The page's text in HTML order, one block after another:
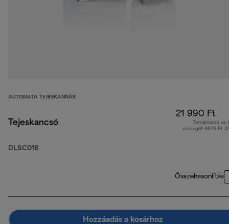
AUTOMATA TEJESKANNÁK
Tejeskancsó
DLSC018
21 990 Ft
Tartalmazza az
összegét 4675 Ft
Összehasonlítás
Hozzáadás a kosárhoz